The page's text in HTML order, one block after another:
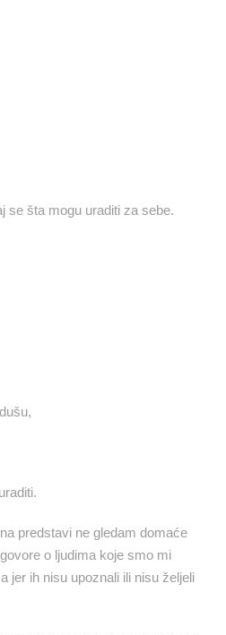
se šta mogu uraditi za sebe.
predstavi ne gledam domaće
o ljudima koje smo mi
jer ih nisu upoznali ili nisu željeli